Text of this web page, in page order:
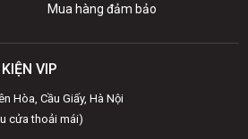
Mua hàng đảm bảo
VIP
Hòa, Cầu Giấy, Hà Nội
cửa thoải mái)